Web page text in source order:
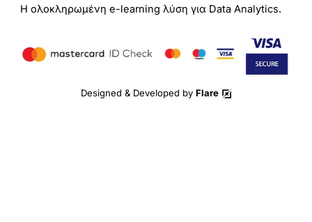
Η ολοκληρωμένη e-learning λύση για Data Analytics.
Designed & Developed by Flare